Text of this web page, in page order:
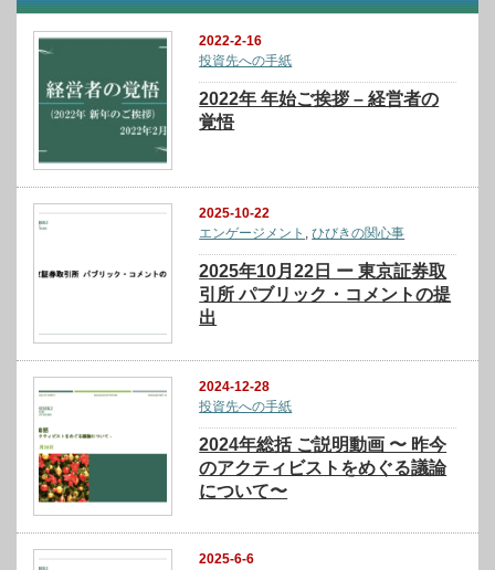
2022-2-16
投資先への手紙
2022年 年始ご挨拶 – 経営者の
覚悟
2025-10-22
エンゲージメント ,ひびきの関心事
2025年10月22日 ー 東京証券取
引所 パブリック・コメントの提
出
2024-12-28
投資先への手紙
2024年総括 ご説明動画 〜 昨今
のアクティビストをめぐる議論
について〜
2025-6-6